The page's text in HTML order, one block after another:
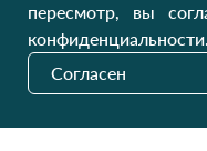
Наши
пересмотр, вы
конфиденциальности.
Согласен